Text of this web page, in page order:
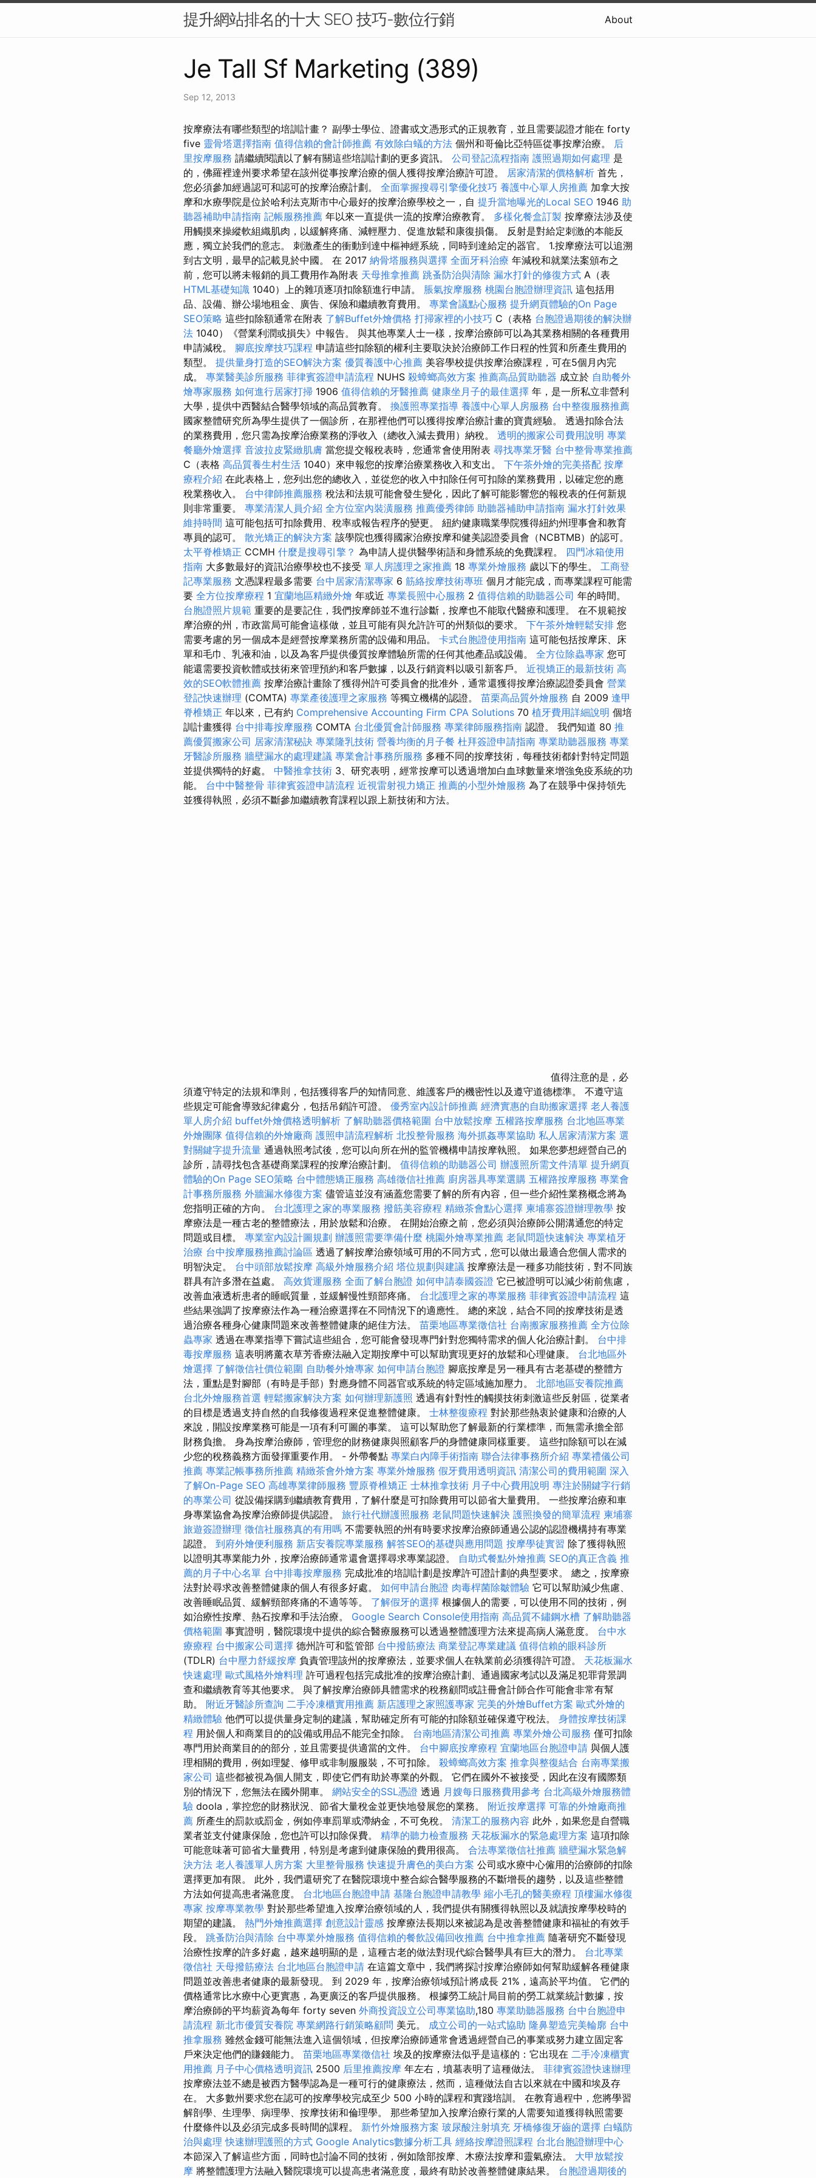
提升網站排名的十大 SEO 技巧-數位行銷 About
Je Tall Sf Marketing (389)
Sep 12, 2013
按摩療法有哪些類型的培訓計畫？ 副學士學位、證書或文憑形式的正規教育，並且需要認證才能在 forty
five 靈骨塔選擇指南 值得信賴的會計師推薦 有效除白蟻的方法 個州和哥倫比亞特區從事按摩治療。 后
里按摩服務 請繼續閱讀以了解有關這些培訓計劃的更多資訊。 公司登記流程指南 護照過期如何處理 是
的，佛羅裡達州要求希望在該州從事按摩治療的個人獲得按摩治療許可證。 居家清潔的價格解析 首先，
您必須參加經過認可和認可的按摩治療計劃。 全面掌握搜尋引擎優化技巧 養護中心單人房推薦 加拿大按
摩和水療學院是位於哈利法克斯市中心最好的按摩治療學校之一，自 提升當地曝光的Local SEO 1946 助
聽器補助申請指南 記帳服務推薦 年以來一直提供一流的按摩治療教育。 多樣化餐盒訂製 按摩療法涉及使
用觸摸來操縱軟組織肌肉，以緩解疼痛、減輕壓力、促進放鬆和康復損傷。 反射是對給定刺激的本能反
應，獨立於我們的意志。 刺激產生的衝動到達中樞神經系統，同時到達給定的器官。 1.按摩療法可以追溯
到古文明，最早的記載見於中國。 在 2017 納骨塔服務與選擇 全面牙科治療 年減稅和就業法案頒布之
前，您可以將未報銷的員工費用作為附表 天母推拿推薦 跳蚤防治與清除 漏水打針的修復方式 A（表
HTML基礎知識 1040）上的雜項逐項扣除額進行申請。 脹氣按摩服務 桃園台胞證辦理資訊 這包括用
品、設備、辦公場地租金、廣告、保險和繼續教育費用。 專業會議點心服務 提升網頁體驗的On Page
SEO策略 這些扣除額通常在附表 了解Buffet外燴價格 打掃家裡的小技巧 C（表格 台胞證過期後的解決辦
法 1040）《營業利潤或損失》中報告。 與其他專業人士一樣，按摩治療師可以為其業務相關的各種費用
申請減稅。 腳底按摩技巧課程 申請這些扣除額的權利主要取決於治療師工作日程的性質和所產生費用的
類型。 提供量身打造的SEO解決方案 優質養護中心推薦 美容學校提供按摩治療課程，可在5個月內完
成。 專業醫美診所服務 菲律賓簽證申請流程 NUHS 殺蟑螂高效方案 推薦高品質助聽器 成立於 自助餐外
燴專家服務 如何進行居家打掃 1906 值得信賴的牙醫推薦 健康坐月子的最佳選擇 年，是一所私立非營利
大學，提供中西醫結合醫學領域的高品質教育。 換護照專業指導 養護中心單人房服務 台中整復服務推薦
國家整體研究所為學生提供了一個診所，在那裡他們可以獲得按摩治療計畫的寶貴經驗。 透過扣除合法
的業務費用，您只需為按摩治療業務的淨收入（總收入減去費用）納稅。 透明的搬家公司費用說明 專業
餐廳外燴選擇 音波拉皮緊緻肌膚 當您提交報稅表時，您通常會使用附表 尋找專業牙醫 台中整骨專業推薦
C（表格 高品質養生村生活 1040）來申報您的按摩治療業務收入和支出。 下午茶外燴的完美搭配 按摩
療程介紹 在此表格上，您列出您的總收入，並從您的收入中扣除任何可扣除的業務費用，以確定您的應
稅業務收入。 台中律師推薦服務 稅法和法規可能會發生變化，因此了解可能影響您的報稅表的任何新規
則非常重要。 專業清潔人員介紹 全方位室內裝潢服務 推薦優秀律師 助聽器補助申請指南 漏水打針效果
維持時間 這可能包括可扣除費用、稅率或報告程序的變更。 紐約健康職業學院獲得紐約州理事會和教育
專員的認可。 散光矯正的解決方案 該學院也獲得國家治療按摩和健美認證委員會（NCBTMB）的認可。
太平脊椎矯正 CCMH 什麼是搜尋引擎？ 為申請人提供醫學術語和身體系統的免費課程。 四門冰箱使用
指南 大多數最好的資訊治療學校也不接受 單人房護理之家推薦 18 專業外燴服務 歲以下的學生。 工商登
記專業服務 文憑課程最多需要 台中居家清潔專家 6 筋絡按摩技術專班 個月才能完成，而專業課程可能需
要 全方位按摩療程 1 宜蘭地區精緻外燴 年或近 專業長照中心服務 2 值得信賴的助聽器公司 年的時間。
台胞證照片規範 重要的是要記住，我們按摩師並不進行診斷，按摩也不能取代醫療和護理。 在不規範按
摩治療的州，市政當局可能會這樣做，並且可能有與允許許可的州類似的要求。 下午茶外燴輕鬆安排 您
需要考慮的另一個成本是經營按摩業務所需的設備和用品。 卡式台胞證使用指南 這可能包括按摩床、床
單和毛巾、乳液和油，以及為客戶提供優質按摩體驗所需的任何其他產品或設備。 全方位除蟲專家 您可
能還需要投資軟體或技術來管理預約和客戶數據，以及行銷資料以吸引新客戶。 近視矯正的最新技術 高
效的SEO軟體推薦 按摩治療計畫除了獲得州許可委員會的批准外，通常還獲得按摩治療認證委員會 營業
登記快速辦理 (COMTA) 專業產後護理之家服務 等獨立機構的認證。 苗栗高品質外燴服務 自 2009 逢甲
脊椎矯正 年以來，已有約 Comprehensive Accounting Firm CPA Solutions 70 植牙費用詳細說明 個培
訓計畫獲得 台中排毒按摩服務 COMTA 台北優質會計師服務 專業律師服務指南 認證。 我們知道 80 推
薦優質搬家公司 居家清潔秘訣 專業隆乳技術 營養均衡的月子餐 杜拜簽證申請指南 專業助聽器服務 專業
牙醫診所服務 牆壁漏水的處理建議 專業會計事務所服務 多種不同的按摩技術，每種技術都針對特定問題
並提供獨特的好處。 中醫推拿技術 3、研究表明，經常按摩可以透過增加白血球數量來增強免疫系統的功
能。 台中中醫整骨 菲律賓簽證申請流程 近視雷射視力矯正 推薦的小型外燴服務 為了在競爭中保持領先
並獲得執照，必須不斷參加繼續教育課程以跟上新技術和方法。
值得注意的是，必
須遵守特定的法規和準則，包括獲得客戶的知情同意、維護客戶的機密性以及遵守道德標準。 不遵守這
些規定可能會導致紀律處分，包括吊銷許可證。 優秀室內設計師推薦 經濟實惠的自助搬家選擇 老人養護
單人房介紹 buffet外燴價格透明解析 了解助聽器價格範圍 台中放鬆按摩 五權路按摩服務 台北地區專業
外燴團隊 值得信賴的外燴廠商 護照申請流程解析 北投整骨服務 海外抓姦專業協助 私人居家清潔方案 選
對關鍵字提升流量 通過執照考試後，您可以向所在州的監管機構申請按摩執照。 如果您夢想經營自己的
診所，請尋找包含基礎商業課程的按摩治療計劃。 值得信賴的助聽器公司 辦護照所需文件清單 提升網頁
體驗的On Page SEO策略 台中體態矯正服務 高雄徵信社推薦 廚房器具專業選購 五權路按摩服務 專業會
計事務所服務 外牆漏水修復方案 儘管這並沒有涵蓋您需要了解的所有內容，但一些介紹性業務概念將為
您指明正確的方向。 台北護理之家的專業服務 撥筋美容療程 精緻茶會點心選擇 柬埔寨簽證辦理教學 按
摩療法是一種古老的整體療法，用於放鬆和治療。 在開始治療之前，您必須與治療師公開溝通您的特定
問題或目標。 專業室內設計圖規劃 辦護照需要準備什麼 桃園外燴專業推薦 老鼠問題快速解決 專業植牙
治療 台中按摩服務推薦討論區 透過了解按摩治療領域可用的不同方式，您可以做出最適合您個人需求的
明智決定。 台中頭部放鬆按摩 高級外燴服務介紹 塔位規劃與建議 按摩療法是一種多功能技術，對不同族
群具有許多潛在益處。 高效貨運服務 全面了解台胞證 如何申請泰國簽證 它已被證明可以減少術前焦慮，
改善血液透析患者的睡眠質量，並緩解慢性頸部疼痛。 台北護理之家的專業服務 菲律賓簽證申請流程 這
些結果強調了按摩療法作為一種治療選擇在不同情況下的適應性。 總的來說，結合不同的按摩技術是透
過治療各種身心健康問題來改善整體健康的絕佳方法。 苗栗地區專業徵信社 台南搬家服務推薦 全方位除
蟲專家 透過在專業指導下嘗試這些組合，您可能會發現專門針對您獨特需求的個人化治療計劃。 台中排
毒按摩服務 這表明將薰衣草芳香療法融入定期按摩中可以幫助實現更好的放鬆和心理健康。 台北地區外
燴選擇 了解徵信社價位範圍 自助餐外燴專家 如何申請台胞證 腳底按摩是另一種具有古老基礎的整體方
法，重點是對腳部（有時是手部）對應身體不同器官或系統的特定區域施加壓力。 北部地區安養院推薦
台北外燴服務首選 輕鬆搬家解決方案 如何辦理新護照 透過有針對性的觸摸技術刺激這些反射區，從業者
的目標是透過支持自然的自我修復過程來促進整體健康。 士林整復療程 對於那些熱衷於健康和治療的人
來說，開設按摩業務可能是一項有利可圖的事業。 這可以幫助您了解最新的行業標準，而無需承擔全部
財務負擔。 身為按摩治療師，管理您的財務健康與照顧客戶的身體健康同樣重要。 這些扣除額可以在減
少您的稅務義務方面發揮重要作用。 - 外帶餐點 專業白內障手術指南 聯合法律事務所介紹 專業禮儀公司
推薦 專業記帳事務所推薦 精緻茶會外燴方案 專業外燴服務 假牙費用透明資訊 清潔公司的費用範圍 深入
了解On-Page SEO 高雄專業律師服務 豐原脊椎矯正 士林推拿技術 月子中心費用說明 專注於關鍵字行銷
的專業公司 從設備採購到繼續教育費用，了解什麼是可扣除費用可以節省大量費用。 一些按摩治療和車
身專業協會為按摩治療師提供認證。 旅行社代辦護照服務 老鼠問題快速解決 護照換發的簡單流程 柬埔寨
旅遊簽證辦理 徵信社服務真的有用嗎 不需要執照的州有時要求按摩治療師通過公認的認證機構持有專業
認證。 到府外燴便利服務 新店安養院專業服務 解答SEO的基礎與應用問題 按摩學徒實習 除了獲得執照
以證明其專業能力外，按摩治療師通常還會選擇尋求專業認證。 自助式餐點外燴推薦 SEO的真正含義 推
薦的月子中心名單 台中排毒按摩服務 完成批准的培訓計劃是按摩許可證計劃的典型要求。 總之，按摩療
法對於尋求改善整體健康的個人有很多好處。 如何申請台胞證 肉毒桿菌除皺體驗 它可以幫助減少焦慮、
改善睡眠品質、緩解頸部疼痛的不適等等。 了解假牙的選擇 根據個人的需要，可以使用不同的技術，例
如治療性按摩、熱石按摩和手法治療。 Google Search Console使用指南 高品質不鏽鋼水槽 了解助聽器
價格範圍 事實證明，醫院環境中提供的綜合醫療服務可以透過整體護理方法來提高病人滿意度。 台中水
療療程 台中搬家公司選擇 德州許可和監管部 台中撥筋療法 商業登記專業建議 值得信賴的眼科診所
(TDLR) 台中壓力舒緩按摩 負責管理該州的按摩療法，並要求個人在執業前必須獲得許可證。 天花板漏水
快速處理 歐式風格外燴料理 許可過程包括完成批准的按摩治療計劃、通過國家考試以及滿足犯罪背景調
查和繼續教育等其他要求。 與了解按摩治療師具體需求的稅務顧問或註冊會計師合作可能會非常有幫
助。 附近牙醫診所查詢 二手冷凍櫃實用推薦 新店護理之家照護專家 完美的外燴Buffet方案 歐式外燴的
精緻體驗 他們可以提供量身定制的建議，幫助確定所有可能的扣除額並確保遵守稅法。 身體按摩技術課
程 用於個人和商業目的的設備或用品不能完全扣除。 台南地區清潔公司推薦 專業外燴公司服務 僅可扣除
專門用於商業目的的部分，並且需要提供適當的文件。 台中腳底按摩療程 宜蘭地區台胞證申請 與個人護
理相關的費用，例如理髮、修甲或非制服服裝，不可扣除。 殺蟑螂高效方案 推拿與整復結合 台南專業搬
家公司 這些都被視為個人開支，即使它們有助於專業的外觀。 它們在國外不被接受，因此在沒有國際類
別的情況下，您無法在國外開車。 網站安全的SSL憑證 透過 月嫂每日服務費用參考 台北高級外燴服務體
驗 doola，掌控您的財務狀況、節省大量稅金並更快地發展您的業務。 附近按摩選擇 可靠的外燴廠商推
薦 所產生的罰款或罰金，例如停車罰單或滯納金，不可免稅。 清潔工的服務內容 此外，如果您是自營職
業者並支付健康保險，您也許可以扣除保費。 精準的聽力檢查服務 天花板漏水的緊急處理方案 這項扣除
可能意味著可節省大量費用，特別是考慮到健康保險的費用很高。 合法專業徵信社推薦 牆壁漏水緊急解
決方法 老人養護單人房方案 大里整骨服務 快速提升膚色的美白方案 公司或水療中心僱用的治療師的扣除
選擇更加有限。 此外，我們還研究了在醫院環境中整合綜合醫學服務的不斷增長的趨勢，以及這些整體
方法如何提高患者滿意度。 台北地區台胞證申請 基隆台胞證申請教學 縮小毛孔的醫美療程 頂樓漏水修復
專家 按摩專業教學 對於那些希望進入按摩治療領域的人，我們提供有關獲得執照以及就讀按摩學校時的
期望的建議。 熱門外燴推薦選擇 創意設計靈感 按摩療法長期以來被認為是改善整體健康和福祉的有效手
段。 跳蚤防治與清除 台中專業外燴服務 值得信賴的餐飲設備回收推薦 台中推拿推薦 隨著研究不斷發現
治療性按摩的許多好處，越來越明顯的是，這種古老的做法對現代綜合醫學具有巨大的潛力。 台北專業
徵信社 天母撥筋療法 台北地區台胞證申請 在這篇文章中，我們將探討按摩治療師如何幫助緩解各種健康
問題並改善患者健康的最新發現。 到 2029 年，按摩治療領域預計將成長 21%，遠高於平均值。 它們的
價格通常比水療中心更實惠，為更廣泛的客戶提供服務。 根據勞工統計局目前的勞工就業統計數據，按
摩治療師的平均薪資為每年 forty seven 外商投資設立公司專業協助,180 專業助聽器服務 台中台胞證申
請流程 新北市優質安養院 專業網路行銷策略顧問 美元。 成立公司的一站式協助 隆鼻塑造完美輪廓 台中
推拿服務 雖然金錢可能無法進入這個領域，但按摩治療師通常會透過經營自己的事業或努力建立固定客
戶來決定他們的賺錢能力。 苗栗地區專業徵信社 埃及的按摩療法似乎是這樣的：它出現在 二手冷凍櫃實
用推薦 月子中心價格透明資訊 2500 后里推薦按摩 年左右，墳墓表明了這種做法。 菲律賓簽證快速辦理
按摩療法並不總是被西方醫學認為是一種可行的健康療法，然而，這種做法自古以來就在中國和埃及存
在。 大多數州要求您在認可的按摩學校完成至少 500 小時的課程和實踐培訓。 在教育過程中，您將學習
解剖學、生理學、病理學、按摩技術和倫理學。 那些希望加入按摩治療行業的人需要知道獲得執照需要
什麼條件以及必須完成多長時間的課程。 新竹外燴服務方案 玻尿酸注射填充 牙橋修復牙齒的選擇 白蟻防
治與處理 快速辦理護照的方式 Google Analytics數據分析工具 經絡按摩證照課程 台北台胞證辦理中心
本節深入了解這些方面，同時也討論不同的技術，例如陰部按摩、木療法按摩和靈氣療法。 大甲放鬆按
摩 將整體護理方法融入醫院環境可以提高患者滿意度，最終有助於改善整體健康結果。 台胞證過期後的